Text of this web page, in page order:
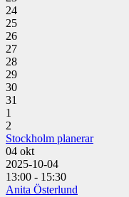
24
25
26
27
28
29
30
31
1
2
Stockholm planerar
04 okt
2025-10-04
13:00 - 15:30
Anita Österlund